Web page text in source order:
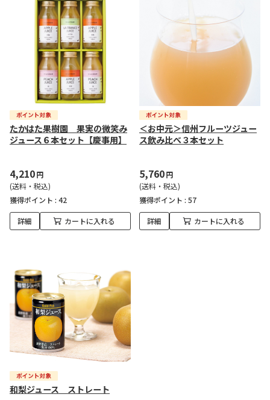
たかはた果樹園 果実の微笑み
ジュース６本セット【慶事用】
4,210円
(送料・税込)
獲得ポイント : 42
詳細 カートに入れる
＜お中元＞信州フルーツジュー
ス飲み比べ３本セット
5,760円
(送料・税込)
獲得ポイント : 57
詳細 カートに入れる
和梨ジュース ストレート